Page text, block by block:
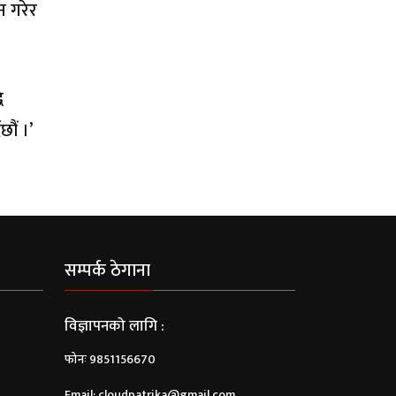
गरेर
।’
सम्पर्क ठेगाना
विज्ञापनको लागि :
फोनः 9851156670